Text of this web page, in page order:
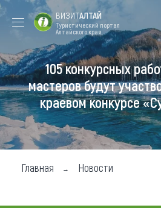
Форум VISIT
ALTAI
Цветение
маральника
Туры
Где побывать
Чем заняться
ВИЗИТАЛТАЙ
Туристический портал
Алтайского края
105 конкурсных
мастеров будут
краевом конкурсе
Главная Новости